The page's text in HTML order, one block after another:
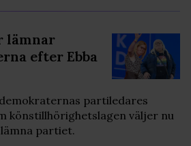
lämnar
efter Ebba
partiledares
könstillhörighetslagen väljer nu
partiet.